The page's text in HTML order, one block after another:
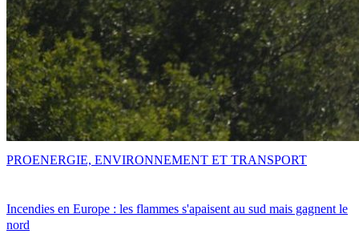
Incendies en Europe : les flammes s'apaisent au sud mais gagnent le
nord
PROENERGIE, ENVIRONNEMENT ET TRANSPORT